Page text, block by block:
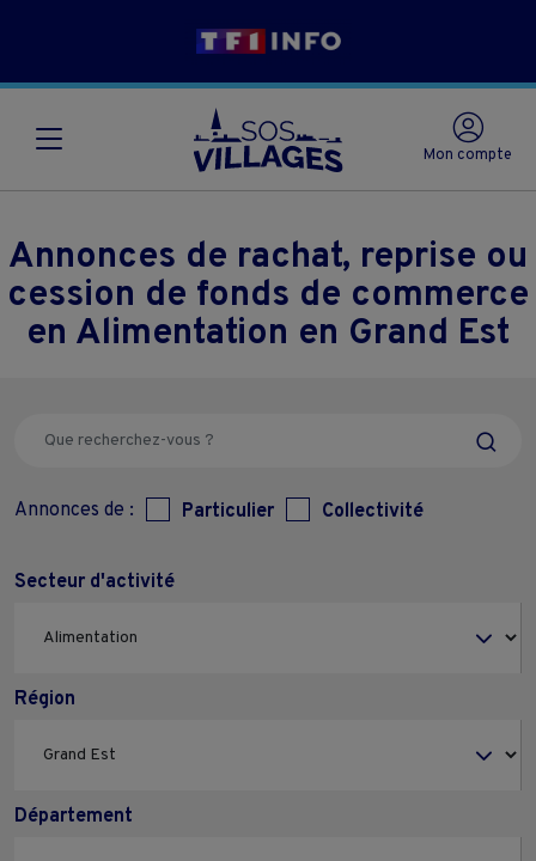
Mon compte
Annonces de rachat, reprise ou
cession de fonds de commerce
en Alimentation en Grand Est
Annonces de : Particulier Collectivité
Secteur d'activité
Région
Département